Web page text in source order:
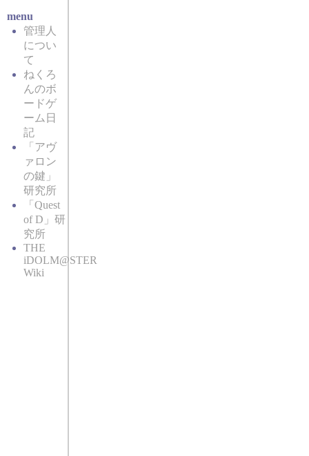
menu
管理人
につい
て
ねくろ
んのボ
ードゲ
ーム日
記
「アヴ
ァロン
の鍵」
研究所
「Quest
of D」研
究所
THE
iDOLM@STER
Wiki